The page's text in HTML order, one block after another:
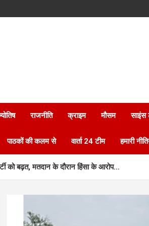
राजनीति क्राइम मौसम साइंस
पाठकों की कलम से वार्ता 24 टीम हमारी
को बढ़त, मतदान के दौरान हिंसा के आरोप…
पक्के आवास का सपना हुआ पूरा, मिला सुरक्षित और